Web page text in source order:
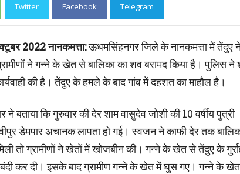
Twitter Facebook Telegram
2022 नानकमत्ता:ऊधमसिंहनगर जिले के नानकमत्ता में तेंदुए
ने गन्ने के खेत से बालिका का शव बरामद किया है। पुलिस ने
की है। तेंदुए के हमले के बाद गांव में दहशत का माहौल है।
ने बताया कि गुरुवार की देर शाम वासुदेव जोशी की 10 वर्षीय पुत्री
डेमपार अचानक लापता हो गई। स्वजन ने काफी देर तक
तो ग्रामीणों ने खेतों में खोजबीन की। गन्ने के खेत से तेंदुए के
कर दी। इसके बाद ग्रामीण गन्ने के खेत में घुस गए। गन्ने के